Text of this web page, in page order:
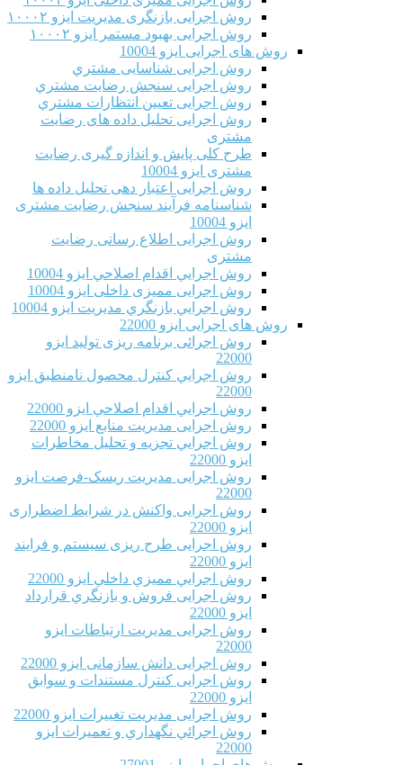
روش اجرایی بازنگری مدیریت ایزو ۱۰۰۰۲
روش اجرایی بهبود مستمر ایزو ۱۰۰۰۲
روش های اجرایی ایزو 10004
روش اجرایی شناسایی مشتري
روش اجرایی سنجش رضایت مشتري
روش اجرایی تعیین انتظارات مشتري
روش اجرایی تحلیل داده های رضایت
مشتری
طرح کلی پایش و اندازه گیری رضایت
مشتری ایزو 10004
روش اجرایی اعتبار دهی تحلیل داده ها
شناسنامه فرآیند سنجش رضایت مشتری
ایزو 10004
روش اجرایی اطلاع رسانی رضایت
مشتری
روش اجرايي اقدام اصلاحي ایزو 10004
روش اجرایی ممیزی داخلی ایزو 10004
روش اجرايي بازنگري مديريت ایزو 10004
روش های اجرایی ایزو 22000
روش اجرائی برنامه ريزی توليد ایزو
22000
روش اجرايي كنترل محصول نامنطبق ایزو
22000
روش اجرايي اقدام اصلاحي ایزو 22000
روش اجرایی مدیریت منابع ایزو 22000
روش اجرايي تجزیه و تحلیل مخاطرات
ایزو 22000
روش اجرایی مدیریت ریسک-فرصت ایزو
22000
روش اجرایی واکنش در شرایط اضطراری
ایزو 22000
روش اجرایی طرح ریزی سیستم و فرایند
ایزو 22000
روش اجرايي مميزي داخلي ایزو 22000
روش اجرایی فروش و بازنگري قرارداد
ایزو 22000
روش اجرایی مدیریت ارتباطات ایزو
22000
روش اجرایی دانش سازمانی ایزو 22000
روش اجرایی کنترل مستندات و سوابق
ایزو 22000
روش اجرایی مدیریت تغییرات ایزو 22000
روش اجرائي نگهداري و تعميرات ایزو
22000